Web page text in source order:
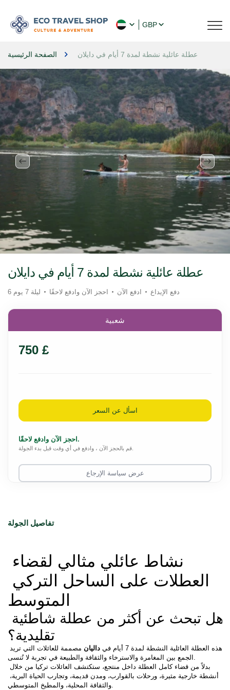
GBP
الصفحة الرئيسية عطلة عائلية نشطة لمدة 7 أيام في دايلان
تفاصيل الجولة
المتوسط
تقليدية؟
هذه العطلة العائلية النشطة لمدة 7 أيام في داليان
الجمع بين المغامرة والاسترخاء والثقافة والطبيعة في تجربة لا تُنسى.
والثقافة المحلية، والمطبخ المتوسطي.
عطلة عائلية نشطة لمدة 7 أيام في دايلان
6 ليلة 7 يوم احجز الآن وادفع لاحقًا ادفع الآن دفع الإيداع
شعبية
750 £
اسأل عن السعر
احجز الآن وادفع لاحقًا.
عرض سياسة الإرجاع